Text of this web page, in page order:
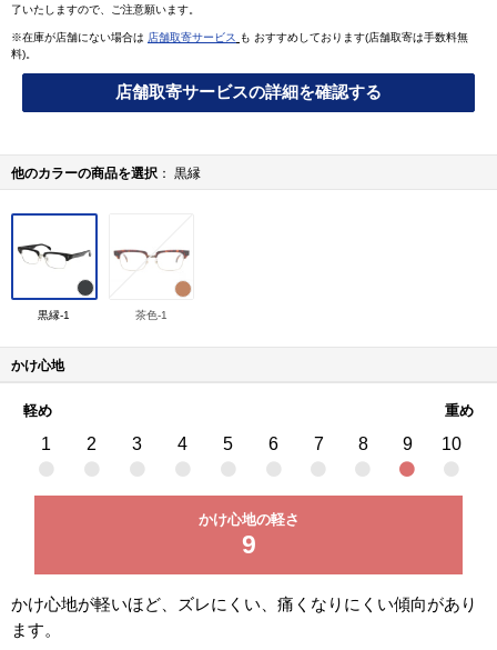
了いたしますので、ご注意願います。
※在庫が店舗にない場合は 店舗取寄サービス
も おすすめしております(店舗取寄は手数料無
料)。
店舗取寄サービスの詳細を確認する
他のカラーの商品を選択 黒縁
黒縁-1 茶色-1
かけ心地
軽め 重め
1 2 3 4 5 6 7 8 9 10
かけ心地の軽さ
9
かけ心地が軽いほど、ズレにくい、痛くなりにくい傾向があり
ます。